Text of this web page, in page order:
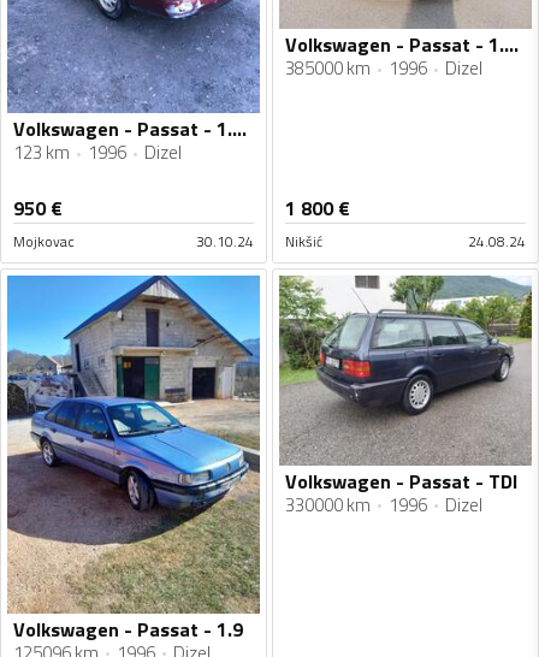
Volkswagen - Passat - 1.9 TDI
123 km 1996 Dizel
950€
Mojkovac 30.10.24
Volkswagen - Passat - 1.9 TDI 81kw
385000 km 1996 Dizel
1 800€
Nikšić 24.08.24
Volkswagen - Passat - 1.9
Volkswagen - Passat - TDI
330000 km 1996 Dizel